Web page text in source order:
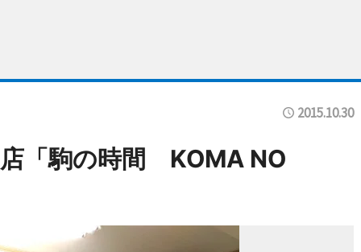
2015.10.30
「駒の時間 KOMA NO